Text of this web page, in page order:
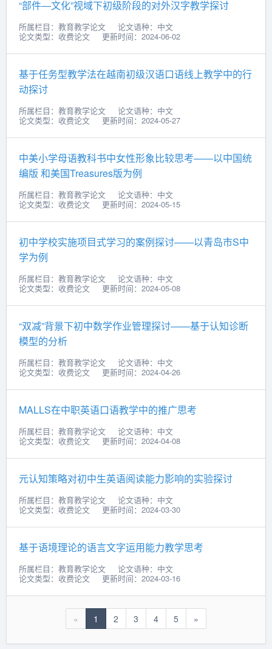
“部件—文化”视域下初级阶段的对外汉字教学探讨
所属栏目：教育教学论文
论文语种：中文
论文类型：收费论文
更新时间：2024-06-02
基于任务型教学法在越南初级汉语口语线上教学中的行
动探讨
所属栏目：教育教学论文
论文语种：中文
论文类型：收费论文
更新时间：2024-05-27
中美小学母语教科书中女性形象比较思考——以中国统
编版 和美国Treasures版为例
所属栏目：教育教学论文
论文语种：中文
论文类型：收费论文
更新时间：2024-05-15
初中学校实施项目式学习的案例探讨——以青岛市S中
学为例
所属栏目：教育教学论文
论文语种：中文
论文类型：收费论文
更新时间：2024-05-08
“双减”背景下初中数学作业管理探讨——基于认知诊断
模型的分析
所属栏目：教育教学论文
论文语种：中文
论文类型：收费论文
更新时间：2024-04-26
MALLS在中职英语口语教学中的推广思考
所属栏目：教育教学论文
论文语种：中文
论文类型：收费论文
更新时间：2024-04-08
元认知策略对初中生英语阅读能力影响的实验探讨
所属栏目：教育教学论文
论文语种：中文
论文类型：收费论文
更新时间：2024-03-30
基于语境理论的语言文字运用能力教学思考
所属栏目：教育教学论文
论文语种：中文
论文类型：收费论文
更新时间：2024-03-16
« 1 2 3 4 5 »